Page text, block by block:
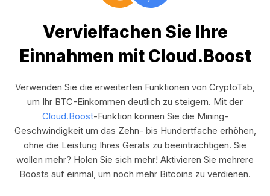
Vervielfachen Sie Ihre
Einnahmen mit Cloud.Boost
Verwenden Sie die erweiterten Funktionen von CryptoTab,
um Ihr BTC-Einkommen deutlich zu steigern. Mit der
Cloud.Boost-Funktion können Sie die Mining-
Geschwindigkeit um das Zehn- bis Hundertfache erhöhen,
ohne die Leistung Ihres Geräts zu beeinträchtigen. Sie
wollen mehr? Holen Sie sich mehr! Aktivieren Sie mehrere
Boosts auf einmal, um noch mehr Bitcoins zu verdienen.